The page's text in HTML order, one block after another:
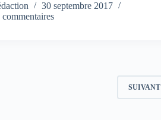
30 septembre 2017
commentaires
SUIVANT